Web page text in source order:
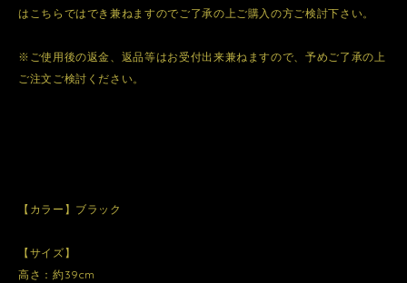
はこちらではでき兼ねますのでご了承の上ご購入の方ご検討下さい。
※ご使用後の返金、返品等はお受付出来兼ねますので、予めご了承の上
ご注文ご検討ください。
【カラー】ブラック
【サイズ】
高さ：約39cm